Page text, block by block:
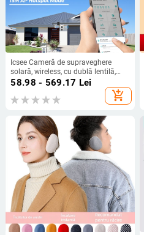
Icsee Cameră de supraveghere
solară, wireless, cu dublă lentilă,
360° PTZ, HD vedere nocturnă
58.98 - 569.17 Lei
add_shopping_cart